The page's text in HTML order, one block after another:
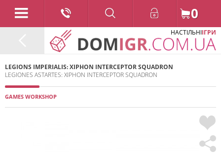
0
НАСТІЛЬНІІГРИ
LEGIONS IMPERIALIS: XIPHON INTERCEPTOR SQUADRON
LEGIONES ASTARTES: XIPHON INTERCEPTOR SQUADRON
GAMES WORKSHOP